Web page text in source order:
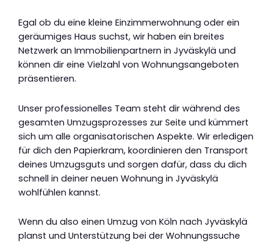
Egal ob du eine kleine Einzimmerwohnung oder ein
geräumiges Haus suchst, wir haben ein breites
Netzwerk an Immobilienpartnern in Jyväskylä und
können dir eine Vielzahl von Wohnungsangeboten
präsentieren.
Unser professionelles Team steht dir während des
gesamten Umzugsprozesses zur Seite und kümmert
sich um alle organisatorischen Aspekte. Wir erledigen
für dich den Papierkram, koordinieren den Transport
deines Umzugsguts und sorgen dafür, dass du dich
schnell in deiner neuen Wohnung in Jyväskylä
wohlfühlen kannst.
Wenn du also einen Umzug von Köln nach Jyväskylä
planst und Unterstützung bei der Wohnungssuche